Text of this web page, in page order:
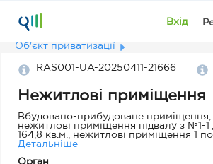
Вхід
Об'єкт приватизації
RAS001-UA-20250411-21666
Нежитлові приміщення
Вбудовано-прибудоване приміщення,
нежитлові приміщення підвалу з №1-1 до №1-5, площею
164,8 кв.м., нежитлові приміщення 1
№2-9, площею 67,3 кв.м., А-14,
Детальніше
Орган